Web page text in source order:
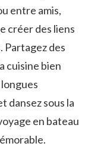
entre amis,
créer des liens
Partagez des
cuisine bien
dansez sous la
en bateau